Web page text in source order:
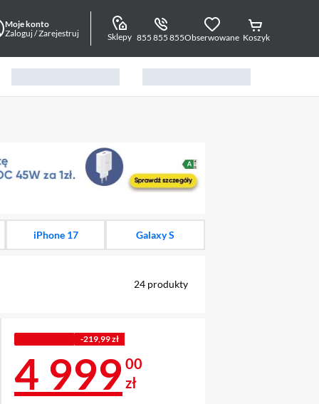
Moje konto
Zaloguj / Zarejestruj
Sklepy 855 855 855Obserwowane Koszyk
element 1 z 16
iPhone 17 Galaxy S
24 produkty
-219,99 zł
Cena 4 999 zł
4 999 00
zł